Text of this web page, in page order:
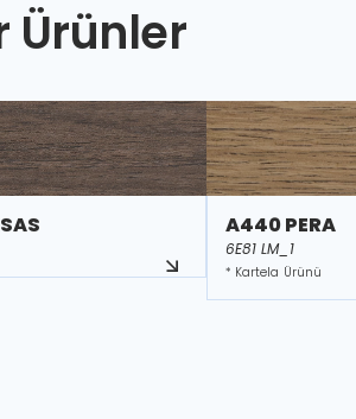
Ürünler
A440 PERA
6E81 LM_1
* Kartela Ürünü